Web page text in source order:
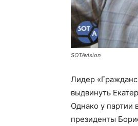
SOTAvision
Лидер
выдвинуть
Однако у партии
президенты